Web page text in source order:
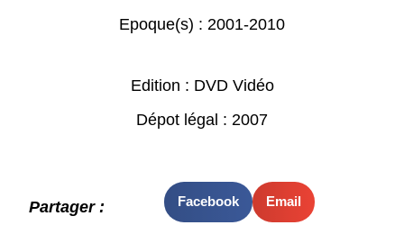
Epoque(s) : 2001-2010
Edition : DVD Vidéo
Dépot légal : 2007
Partager : Facebook Email